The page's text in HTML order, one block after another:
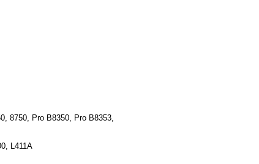
8750, Pro B8350, Pro B8353,
L411A